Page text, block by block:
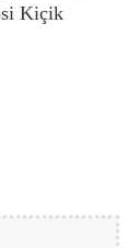
Kiçik